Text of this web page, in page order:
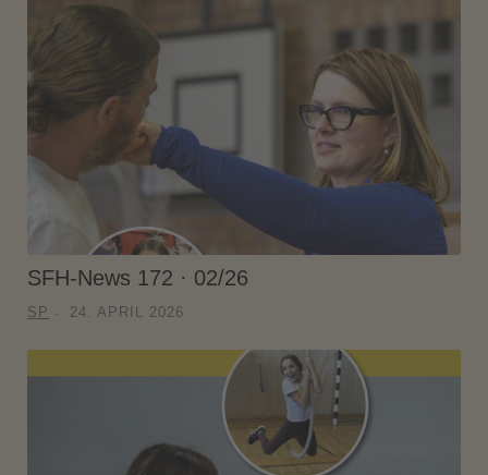
SFH-News 172 · 02/26
SP 24. APRIL 2026